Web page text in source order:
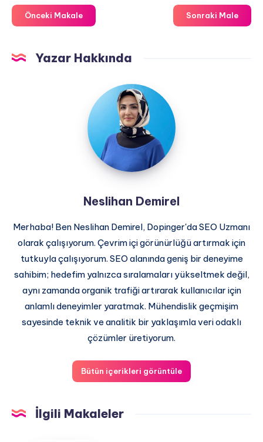
Önceki Makale Sonraki Male
Yazar Hakkında
Neslihan
Demirel
Neslihan Demirel
Merhaba! Ben Neslihan Demirel, Dopinger'da SEO Uzmanı
olarak çalışıyorum. Çevrim içi görünürlüğü artırmak için
tutkuyla çalışıyorum. SEO alanında geniş bir deneyime
sahibim; hedefim yalnızca sıralamaları yükseltmek değil,
aynı zamanda organik trafiği artırarak kullanıcılar için
anlamlı deneyimler yaratmak. Mühendislik geçmişim
sayesinde teknik ve analitik bir yaklaşımla veri odaklı
çözümler üretiyorum.
Bütün içerikleri görüntüle
İlgili Makaleler